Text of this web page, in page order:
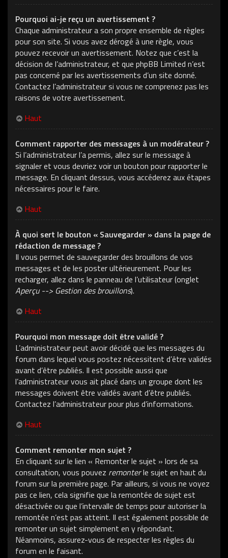
Pourquoi ai-je reçu un avertissement ?
Chaque administrateur a son propre ensemble de règles
pour son site. Si vous avez dérogé à une règle, vous
pouvez recevoir un avertissement. Notez que c’est la
décision de l’administrateur, et que phpBB Limited n’est
pas concerné par les avertissements d’un site donné.
Contactez l’administrateur si vous ne comprenez pas les
raisons de votre avertissement.
Haut
Comment rapporter des messages à un modérateur ?
Si l’administrateur l’a permis, allez sur le message à
signaler et vous devriez voir un bouton pour rapporter le
message. En cliquant dessus, vous accéderez aux étapes
nécessaires pour le faire.
Haut
À quoi sert le bouton « Sauvegarder » dans la page de
rédaction de message ?
Il vous permet de sauvegarder des brouillons de vos
messages et de les poster ultérieurement. Pour les
recharger, allez dans le panneau de l’utilisateur (onglet
Aperçu --> Gestion des brouillons).
Haut
Pourquoi mon message doit être validé ?
L’administrateur peut avoir décidé que les messages du
forum dans lequel vous postez nécessitent d’être validés
avant d’être publiés. Il est possible aussi que
l’administrateur vous ait placé dans un groupe dont les
messages doivent être validés avant d’être publiés.
Contactez l’administrateur pour plus d’informations.
Haut
Comment remonter mon sujet ?
En cliquant sur le lien « Remonter le sujet » lors de sa
consultation, vous pouvez remonterle sujet en haut du
forum sur la première page. Par ailleurs, si vous ne voyez
pas ce lien, cela signifie que la remontée de sujet est
désactivée ou que l’intervalle de temps pour autoriser la
remontée n’est pas atteint. Il est également possible de
remonter un sujet simplement en y répondant.
Néanmoins, assurez-vous de respecter les règles du
forum en le faisant.